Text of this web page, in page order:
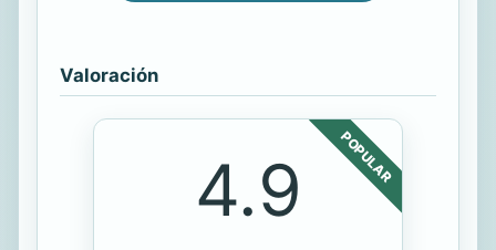
Valoración
POPULAR
4.9